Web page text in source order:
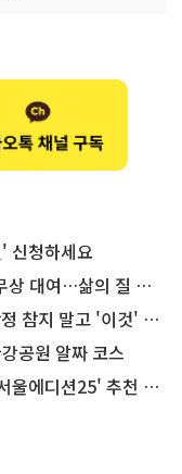
신청하세요
여…삶의 질 높인다
말고 '이것' 해보세요!
공원 알짜 코스
디션25' 추천 코스